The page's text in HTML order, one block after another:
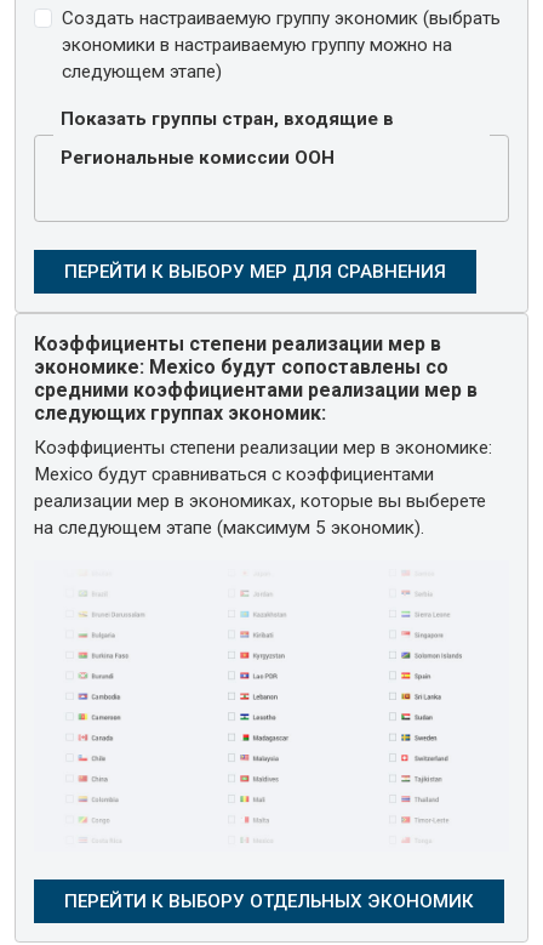
Создать настраиваемую группу экономик (выбрать
экономики в настраиваемую группу можно на
следующем этапе)
Показать группы стран, входящие в
Региональные комиссии ООН
Коэффициенты степени реализации мер в
экономике: Mexico будут сопоставлены со
средними коэффициентами реализации мер в
следующих группах экономик:
Коэффициенты степени реализации мер в экономике:
Mexico будут сравниваться с коэффициентами
реализации мер в экономиках, которые вы выберете
на следующем этапе (максимум 5 экономик).